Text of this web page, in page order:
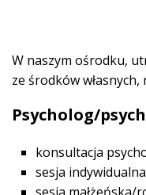
W naszym ośrodku,
ze środków
Psycholog/
konsultacja
sesja